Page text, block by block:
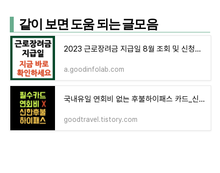
같이 보면 도움 되는 글모음
2023 근로장려금 지급일 8월 조회 및 신청기준, 자녀장려금 지급액
a.goodinfolab.com
국내유일 연회비 없는 후불하이패스 카드_신한 하이패스후불카드
goodtravel.tistory.com